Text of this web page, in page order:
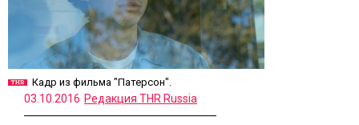
Кадр из фильма "Патерсон".
03.10.2016 Редакция THR Russia